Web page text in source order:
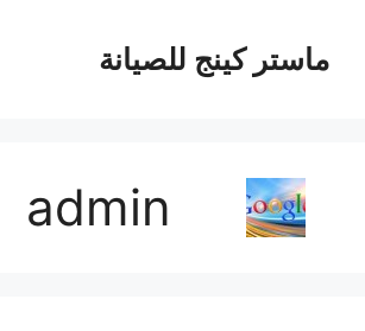
المحتوىماستر كينج للصيانة
admin